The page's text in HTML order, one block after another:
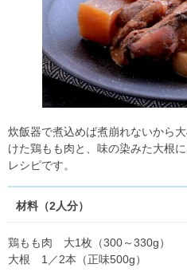
炊飯器で煮込めば煮崩れないから
けた鶏もも肉と、味の染みた大根
レシピです。
材料（2人分）
鶏もも肉 大1枚（300～330g）
大根 1／2本（正味500g）